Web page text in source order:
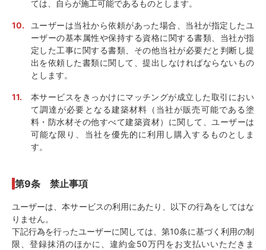
ては、自らが施工可能であるものとします。
ユーザーは当社から依頼があった場合、当社が指定したユ
ーザーの基本属性や保持する資格に関する書類、当社が指
定した工事に関する書類、その他当社が必要だと判断し提
出を依頼した書類に関して、提出しなければならないもの
とします。
本サービスをきっかけにマッチングが成立した取引におい
て調達が必要となる建築材料（当社が販売可能である塗
料・防水材その他すべて建築資材）に関して、ユーザーは
可能な限り、当社を優先的に利用し購入するものとしま
す。
第9条 禁止事項
ユーザーは、本サービスの利用にあたり、以下の行為をしてはな
りません。
下記行為を行ったユーザーに関しては、第10条に基づく利用の制
限、登録抹消のほかに、違約金50万円をお支払いいただきま